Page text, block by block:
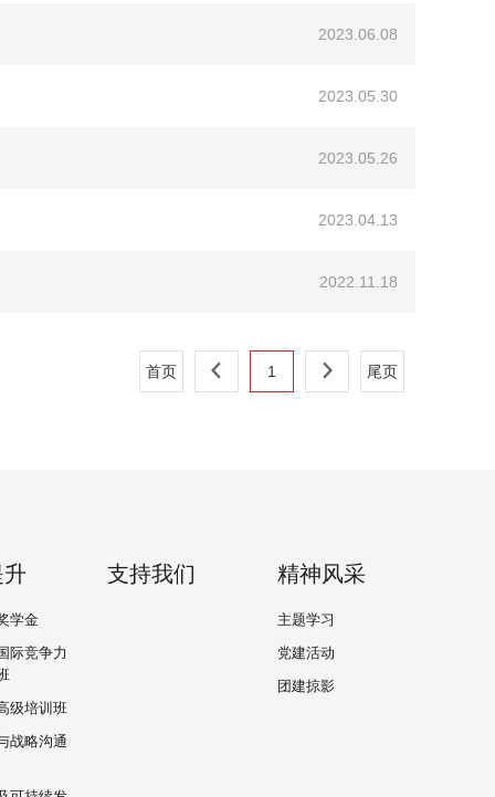
2023.06.08
2023.05.30
2023.05.26
2023.04.13
2022.11.18
首页 1 尾页
学金
际竞争力
级培训班
战略沟通
支持我们 精神风采
主题学习
党建活动
团建掠影